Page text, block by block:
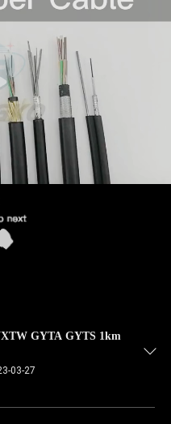
GYTA GYTS 1km
03-27